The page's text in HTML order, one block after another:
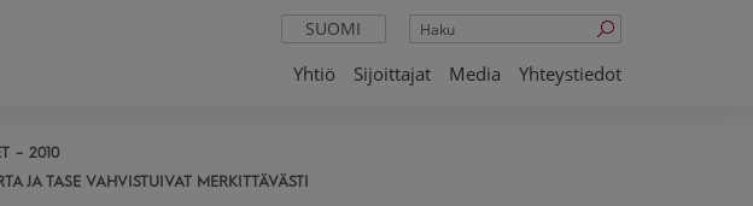
SUOMI
Haku
Yhtiö
Sijoittajat Media Yhteystiedot
2010
JA TASE VAHVISTUIVAT MERKITTÄVÄSTI